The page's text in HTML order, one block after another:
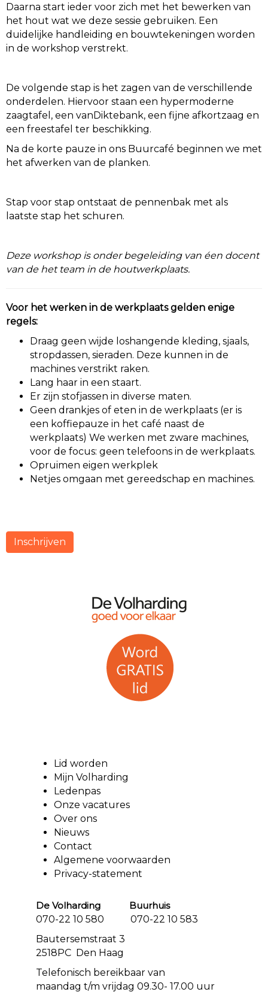
Daarna start ieder voor zich met het bewerken van
het hout wat we deze sessie gebruiken. Een
duidelijke handleiding en bouwtekeningen worden
in de workshop verstrekt.
De volgende stap is het zagen van de verschillende
onderdelen. Hiervoor staan een hypermoderne
zaagtafel, een vanDiktebank, een fijne afkortzaag en
een freestafel ter beschikking.
Na de korte pauze in ons Buurcafé beginnen we met
het afwerken van de planken.
Stap voor stap ontstaat de pennenbak met als
laatste stap het schuren.
Deze workshop is onder begeleiding van éen docent
van de het team in de houtwerkplaats.
Voor het werken in de werkplaats gelden enige
regels:
Draag geen wijde loshangende kleding, sjaals,
stropdassen, sieraden. Deze kunnen in de
machines verstrikt raken.
Lang haar in een staart.
Er zijn stofjassen in diverse maten.
Geen drankjes of eten in de werkplaats (er is
een koffiepauze in het café naast de
werkplaats) We werken met zware machines,
voor de focus: geen telefoons in de werkplaats.
Opruimen eigen werkplek
Netjes omgaan met gereedschap en machines.
Inschrijven
Lid worden
Mijn Volharding
Ledenpas
Onze vacatures
Over ons
Nieuws
Contact
Algemene voorwaarden
Privacy-statement
De Volharding Buurhuis
070-22 10 580 070-22 10 583
Bautersemstraat 3
2518PC Den Haag
Telefonisch bereikbaar van
maandag t/m vrijdag 09.30- 17.00 uur